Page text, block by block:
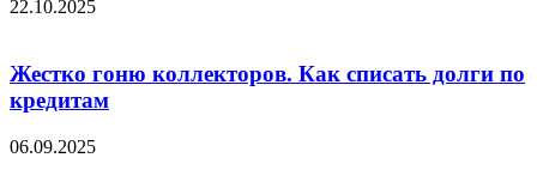
22.10.2025
Жестко гоню коллекторов. Как списать долги по
кредитам
06.09.2025